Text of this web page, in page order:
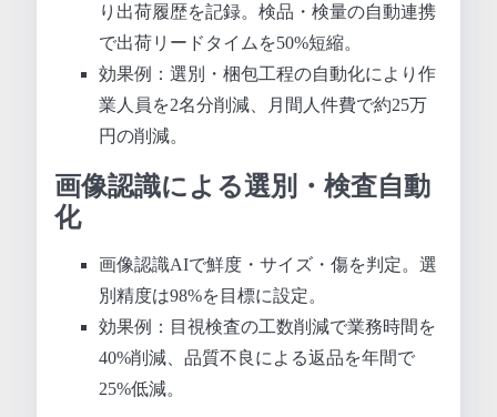
り出荷履歴を記録。検品・検量の自動連携
で出荷リードタイムを50%短縮。
効果例：選別・梱包工程の自動化により作
業人員を2名分削減、月間人件費で約25万
円の削減。
画像認識による選別・検査自動
化
画像認識AIで鮮度・サイズ・傷を判定。選
別精度は98%を目標に設定。
効果例：目視検査の工数削減で業務時間を
40%削減、品質不良による返品を年間で
25%低減。